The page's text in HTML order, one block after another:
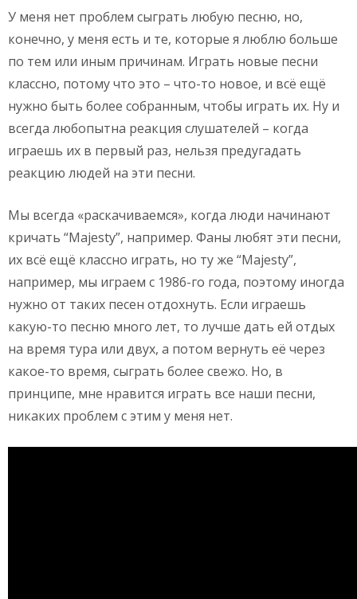
У меня нет проблем сыграть любую песню, но,
конечно, у меня есть и те, которые я люблю больше
по тем или иным причинам. Играть новые песни
классно, потому что это – что-то новое, и всё ещё
нужно быть более собранным, чтобы играть их. Ну и
всегда любопытна реакция слушателей – когда
играешь их в первый раз, нельзя предугадать
реакцию людей на эти песни.
Мы всегда «раскачиваемся», когда люди начинают
кричать “Majesty”, например. Фаны любят эти песни,
их всё ещё классно играть, но ту же “Majesty”,
например, мы играем с 1986-го года, поэтому иногда
нужно от таких песен отдохнуть. Если играешь
какую-то песню много лет, то лучше дать ей отдых
на время тура или двух, а потом вернуть её через
какое-то время, сыграть более свежо. Но, в
принципе, мне нравится играть все наши песни,
никаких проблем с этим у меня нет.